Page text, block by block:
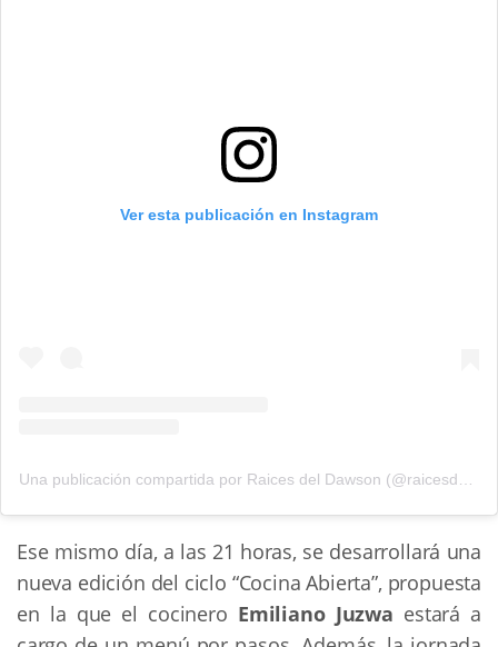
Ver esta publicación en Instagram
Ese mismo día, a las 21 horas, se desarrollará una
nueva edición del ciclo “Cocina Abierta”, propuesta
en la que el cocinero Emiliano Juzwa estará a